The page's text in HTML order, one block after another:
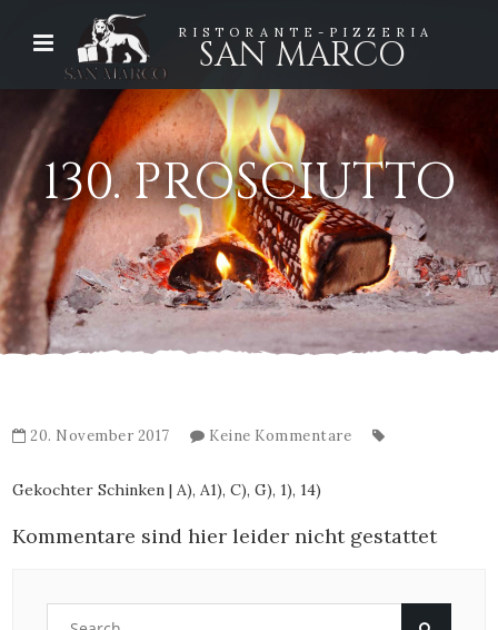
RISTORANTE-PIZZERIA
SAN MARCO
130. PROSCIUTTO
20. November 2017 Keine Kommentare
Gekochter Schinken | A), A1), C), G), 1), 14)
Kommentare sind hier leider nicht gestattet